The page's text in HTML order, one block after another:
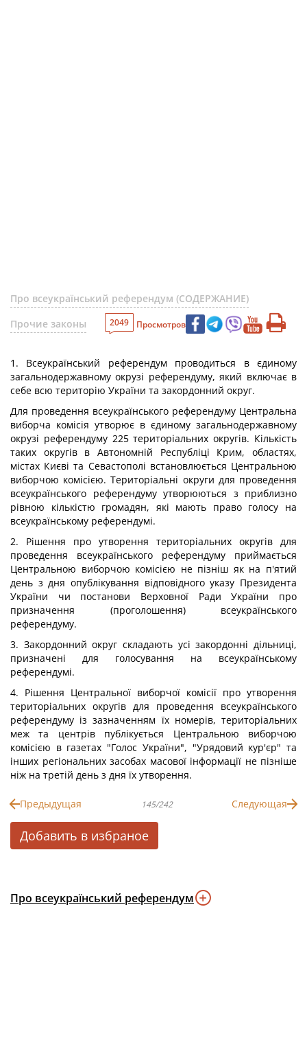
Про всеукраїнський референдум (СОДЕРЖАНИЕ)
Прочие законы
2049 Просмотров
1. Всеукраїнський референдум проводиться в єдиному
загальнодержавному окрузі референдуму, який включає в
себе всю територію України та закордонний округ.
Для проведення всеукраїнського референдуму Центральна
виборча комісія утворює в єдиному загальнодержавному
окрузі референдуму 225 територіальних округів. Кількість
таких округів в Автономній Республіці Крим, областях,
містах Києві та Севастополі встановлюється Центральною
виборчою комісією. Територіальні округи для проведення
всеукраїнського референдуму утворюються з приблизно
рівною кількістю громадян, які мають право голосу на
всеукраїнському референдумі.
2. Рішення про утворення територіальних округів для
проведення всеукраїнського референдуму приймається
Центральною виборчою комісією не пізніш як на п'ятий
день з дня опублікування відповідного указу Президента
України чи постанови Верховної Ради України про
призначення (проголошення) всеукраїнського
референдуму.
3. Закордонний округ складають усі закордонні дільниці,
призначені для голосування на всеукраїнському
референдумі.
4. Рішення Центральної виборчої комісії про утворення
територіальних округів для проведення всеукраїнського
референдуму із зазначенням їх номерів, територіальних
меж та центрів публікується Центральною виборчою
комісією в газетах "Голос України", "Урядовий кур'єр" та
інших регіональних засобах масової інформації не пізніше
ніж на третій день з дня їх утворення.
Предыдущая 145/242 Следующая
Добавить в избраное
Про всеукраїнський референдум